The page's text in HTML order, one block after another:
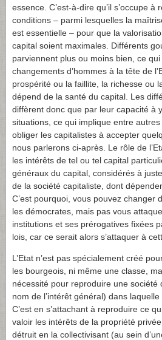
essence. C’est-à-dire qu’il s’occupe à
conditions – parmi lesquelles la
est essentielle – pour que la
capital soient maximales. Différents
parviennent plus ou moins bien, ce
changements d’hommes à la tête de
prospérité ou la faillite, la richesse ou
dépend de la santé du capital. Les
diffèrent donc que par leur capacité à
situations, ce qui implique entre autres
obliger les capitalistes à accepter
nous parlerons ci-après. Le rôle de
les intérêts de tel ou tel capital
généraux du capital, considérés à
de la société capitaliste, dont
C’est pourquoi, vous pouvez changer
les démocrates, mais pas vous
institutions et ses prérogatives fixées
lois, car ce serait alors s’attaquer à
L’Etat n’est pas spécialement créé
les bourgeois, ni même une classe,
nécessité pour reproduire une société
nom de l’intérêt général) dans
C’est en s’attachant à reproduire ce
valoir les intérêts de la propriété
détruit en la collectivisant (au sein